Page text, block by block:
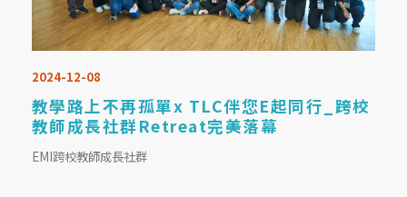
2024-12-08
教學路上不再孤單x TLC伴您E起同行_跨校
教師成長社群Retreat完美落幕
EMI跨校教師成長社群